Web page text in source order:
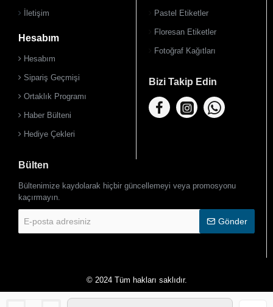
İletişim
Hesabım
Hesabım
Sipariş Geçmişi
Ortaklık Programı
Haber Bülteni
Hediye Çekleri
Pastel Etiketler
Floresan Etiketler
Fotoğraf Kağıtları
Bizi Takip Edin
Bülten
Bültenimize kaydolarak hiçbir güncellemeyi veya promosyonu
kaçırmayın.
posta
adresiniz
Gönder
© 2024 Tüm hakları saklıdır.